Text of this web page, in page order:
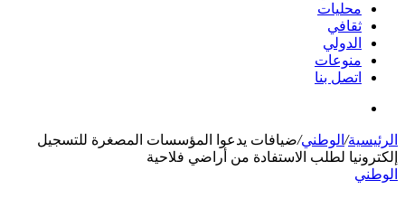
محليات
ثقافي
الدولي
منوعات
اتصل بنا
الرئيسية/ الوطني/ضيافات يدعوا المؤسسات المصغرة للتسجيل
إلكترونيا لطلب الاستفادة من أراضي فلاحية
الوطني